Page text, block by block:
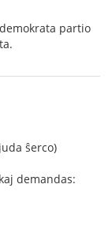
partio
ŝerco)
demandas: